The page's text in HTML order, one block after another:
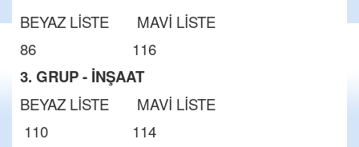
BEYAZ LİSTE MAVİ LİSTE
86 116
3. GRUP - İNŞAAT
BEYAZ LİSTE MAVİ LİSTE
110 114